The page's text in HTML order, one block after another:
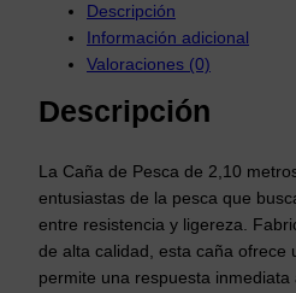
Descripción
Información adicional
Valoraciones (0)
Descripción
La Caña de Pesca de 2,10
entusiastas de la pesca que
entre resistencia y ligereza.
de alta calidad, esta caña ofrece
permite una respuesta